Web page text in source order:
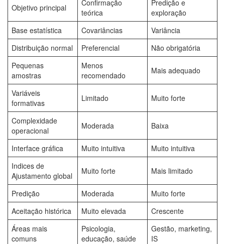
Objetivo principal
Confirmação
teórica
Predição e
exploração
Base estatística
Covariâncias
Variância
Distribuição normal
Preferencial
Não obrigatória
Pequenas
amostras
Menos
recomendado
Mais adequado
Variáveis
formativas
Limitado Muito forte
Complexidade
operacional
Moderada Baixa
Interface gráfica Muito intuitiva
Muito intuitiva
Indices de
Ajustamento global
Muito forte Mais limitado
Predição Moderada
Muito forte
Aceitação histórica
Muito elevada
Crescente
Áreas mais
comuns
Psicologia,
educação, saúde
Gestão, marketing,
IS